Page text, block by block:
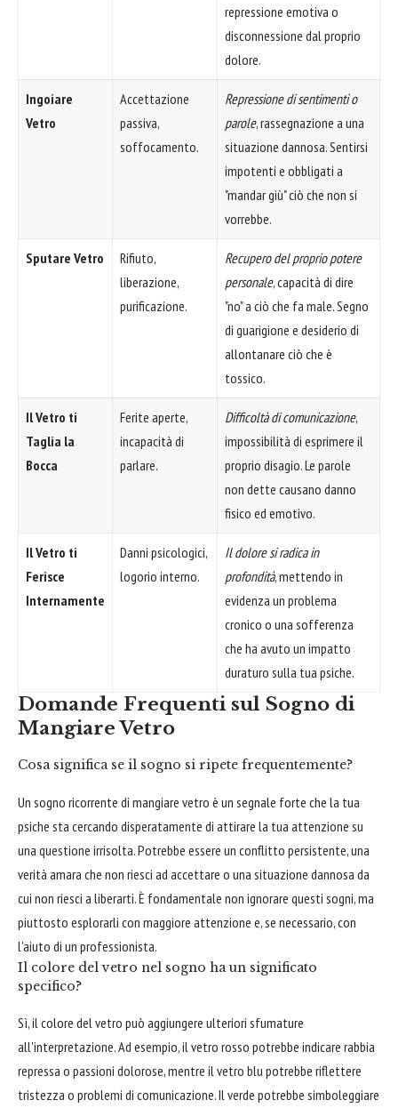
repressione emotiva o
disconnessione dal proprio
dolore.
Ingoiare
Vetro
Accettazione
passiva,
soffocamento.
Repressione di sentimenti o
parole, rassegnazione a una
situazione dannosa. Sentirsi
impotenti e obbligati a
"mandar giù" ciò che non si
vorrebbe.
Sputare Vetro
Rifiuto,
liberazione,
purificazione.
Recupero del proprio potere
personale, capacità di dire
"no" a ciò che fa male. Segno
di guarigione e desiderio di
allontanare ciò che è
tossico.
Il Vetro ti
Taglia la
Bocca
Ferite aperte,
incapacità di
parlare.
Difficoltà di comunicazione,
impossibilità di esprimere il
proprio disagio. Le parole
non dette causano danno
fisico ed emotivo.
Il Vetro ti
Ferisce
Internamente
Danni psicologici,
logorio interno.
Il dolore si radica in
profondità, mettendo in
evidenza un problema
cronico o una sofferenza
che ha avuto un impatto
duraturo sulla tua psiche.
Domande Frequenti sul Sogno di
Mangiare Vetro
Cosa significa se il sogno si ripete frequentemente?
Un sogno ricorrente di mangiare vetro è un segnale forte che la tua
psiche sta cercando disperatamente di attirare la tua attenzione su
una questione irrisolta. Potrebbe essere un conflitto persistente, una
verità amara che non riesci ad accettare o una situazione dannosa da
cui non riesci a liberarti. È fondamentale non ignorare questi sogni, ma
piuttosto esplorarli con maggiore attenzione e, se necessario, con
l'aiuto di un professionista.
Il colore del vetro nel sogno ha un significato
specifico?
Sì, il colore del vetro può aggiungere ulteriori sfumature
all'interpretazione. Ad esempio, il vetro rosso potrebbe indicare rabbia
repressa o passioni dolorose, mentre il vetro blu potrebbe riflettere
tristezza o problemi di comunicazione. Il verde potrebbe simboleggiare